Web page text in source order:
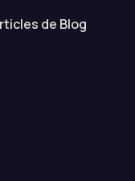
de Blog